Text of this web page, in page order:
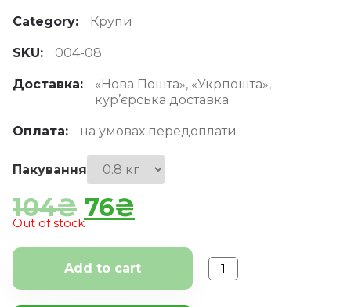
Category: Крупи
SKU: 004-08
Доставка:
«Нова Пошта», «Укрпошта»,
кур’єрська доставка
Оплата: на умовах передоплати
Пакування
104₴ 76₴
Out of stock
Add to cart